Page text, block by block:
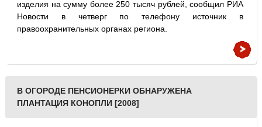
изделия на сумму более 250 тысяч рублей, сообщил РИА
Новости в четверг по телефону источник в
правоохранительных органах региона.
В ОГОРОДЕ ПЕНСИОНЕРКИ ОБНАРУЖЕНА
ПЛАНТАЦИЯ КОНОПЛИ [2008]